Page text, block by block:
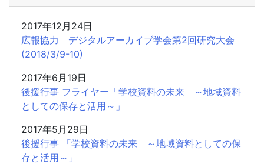
2017年12月24日
広報協力 デジタルアーカイブ学会第2回研究大会
(2018/3/9-10)
2017年6月19日
後援行事 フライヤー「学校資料の未来 ～地域資料
としての保存と活用～」
2017年5月29日
後援行事 「学校資料の未来 ～地域資料としての保
存と活用～」